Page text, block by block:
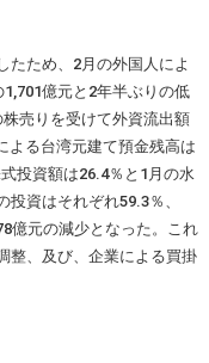
ため、2月の外国人によ
億元と2年半ぶりの低
売りを受けて外資流出額
よる台湾元建て預金残高は
投資額は26.4％と1月の水
資はそれぞれ59.3％、
億元の減少となった。これ
整、及び、企業による買掛